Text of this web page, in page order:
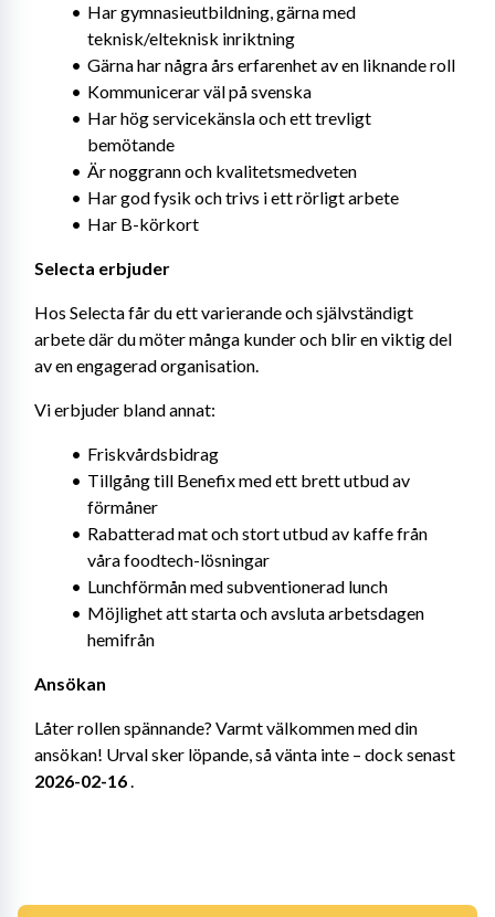
Har gymnasieutbildning, gärna med
teknisk/elteknisk inriktning
Gärna har några års erfarenhet av en liknande roll
Kommunicerar väl på svenska
Har hög servicekänsla och ett trevligt
bemötande
Är noggrann och kvalitetsmedveten
Har god fysik och trivs i ett rörligt arbete
Har B-körkort
Selecta erbjuder
Hos Selecta får du ett varierande och självständigt
arbete där du möter många kunder och blir en viktig del
av en engagerad organisation.
Vi erbjuder bland annat:
Friskvårdsbidrag
Tillgång till Benefix med ett brett utbud av
förmåner
Rabatterad mat och stort utbud av kaffe från
våra foodtech-lösningar
Lunchförmån med subventionerad lunch
Möjlighet att starta och avsluta arbetsdagen
hemifrån
Ansökan
Låter rollen spännande? Varmt välkommen med din
2026-02-16 .